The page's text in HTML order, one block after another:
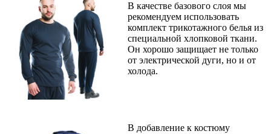
В качестве базового слоя мы
рекомендуем использовать
комплект трикотажного белья из
специальной хлопковой ткани.
Он хорошо защищает не только
от электрической дуги, но и от
холода.
В добавление к костюму